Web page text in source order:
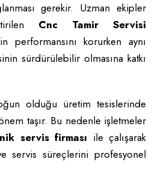
gerekir. Uzman ekipler
Cnc Tamir Servisi
performansını korurken aynı
sürdürülebilir olmasına katkı
olduğu üretim tesislerinde
taşır. Bu nedenle işletmeler
servis firması ile çalışarak
servis süreçlerini profesyonel